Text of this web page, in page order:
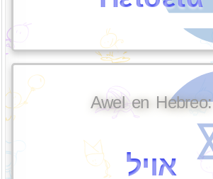
Awel en Hebreo:
אויל